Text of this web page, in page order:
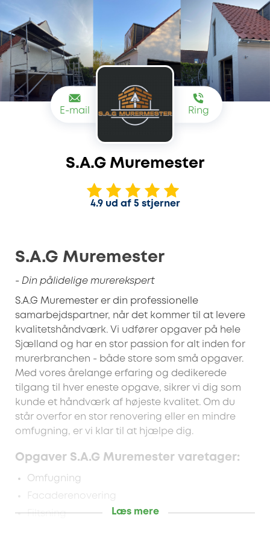
E-mail Ring
S.A.G Muremester
4.9 ud af 5 stjerner
S.A.G Muremester
- Din pålidelige murerekspert
S.A.G Muremester er din professionelle
samarbejdspartner, når det kommer til at levere
kvalitetshåndværk. Vi udfører opgaver på hele
Sjælland og har en stor passion for alt inden for
murerbranchen - både store som små opgaver.
Med vores årelange erfaring og dedikerede
tilgang til hver eneste opgave, sikrer vi dig som
kunde et håndværk af højeste kvalitet. Om du
står overfor en stor renovering eller en mindre
omfugning, er vi klar til at hjælpe dig.
Opgaver S.A.G Muremester varetager:
Omfugning
Facaderenovering
Filtsning
Læs mere